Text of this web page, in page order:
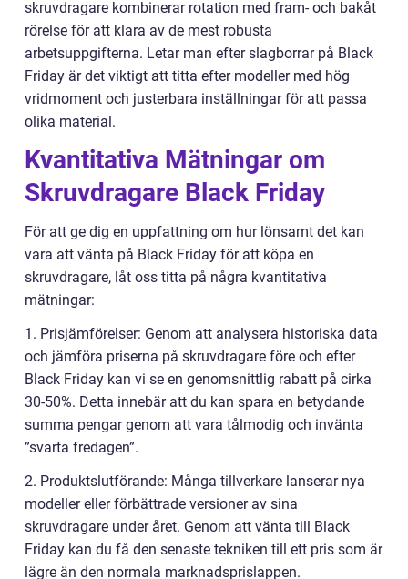
skruvdragare kombinerar rotation med fram- och bakåt
rörelse för att klara av de mest robusta
arbetsuppgifterna. Letar man efter slagborrar på Black
Friday är det viktigt att titta efter modeller med hög
vridmoment och justerbara inställningar för att passa
olika material.
Kvantitativa Mätningar om
Skruvdragare Black Friday
För att ge dig en uppfattning om hur lönsamt det kan
vara att vänta på Black Friday för att köpa en
skruvdragare, låt oss titta på några kvantitativa
mätningar:
1. Prisjämförelser: Genom att analysera historiska data
och jämföra priserna på skruvdragare före och efter
Black Friday kan vi se en genomsnittlig rabatt på cirka
30-50%. Detta innebär att du kan spara en betydande
summa pengar genom att vara tålmodig och invänta
”svarta fredagen”.
2. Produktslutförande: Många tillverkare lanserar nya
modeller eller förbättrade versioner av sina
skruvdragare under året. Genom att vänta till Black
Friday kan du få den senaste tekniken till ett pris som är
lägre än den normala marknadsprislappen.